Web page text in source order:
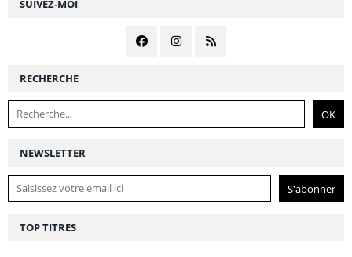
NEWSLETTER
SUIVEZ-MOI
RECHERCHE
TOP TITRES